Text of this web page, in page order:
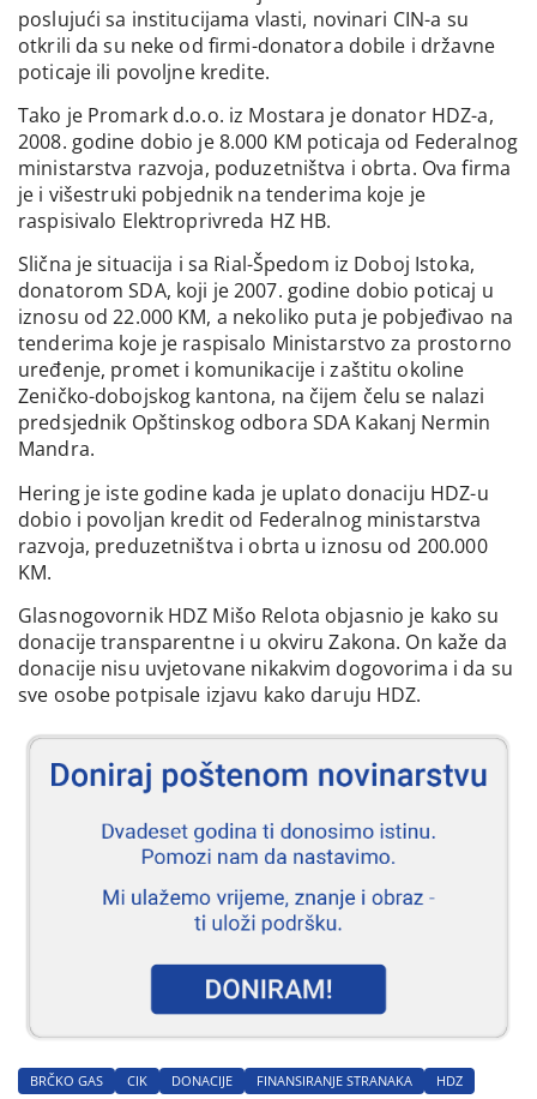
poslujući sa institucijama vlasti, novinari CIN-a su
otkrili da su neke od firmi-donatora dobile i državne
poticaje ili povoljne kredite.
Tako je Promark d.o.o. iz Mostara je donator HDZ-a,
2008. godine dobio je 8.000 KM poticaja od Federalnog
ministarstva razvoja, poduzetništva i obrta. Ova firma
je i višestruki pobjednik na tenderima koje je
raspisivalo Elektroprivreda HZ HB.
Slična je situacija i sa Rial-Špedom iz Doboj Istoka,
donatorom SDA, koji je 2007. godine dobio poticaj u
iznosu od 22.000 KM, a nekoliko puta je pobjeđivao na
tenderima koje je raspisalo Ministarstvo za prostorno
uređenje, promet i komunikacije i zaštitu okoline
Zeničko-dobojskog kantona, na čijem čelu se nalazi
predsjednik Opštinskog odbora SDA Kakanj Nermin
Mandra.
Hering je iste godine kada je uplato donaciju HDZ-u
dobio i povoljan kredit od Federalnog ministarstva
razvoja, preduzetništva i obrta u iznosu od 200.000
KM.
Glasnogovornik HDZ Mišo Relota objasnio je kako su
donacije transparentne i u okviru Zakona. On kaže da
donacije nisu uvjetovane nikakvim dogovorima i da su
sve osobe potpisale izjavu kako daruju HDZ.
BRČKO GAS CIK DONACIJE FINANSIRANJE STRANAKA HDZ